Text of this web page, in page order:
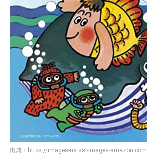
出典： https://images-na.ssl-images-amazon.com